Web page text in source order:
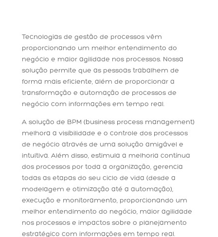
Tecnologias de gestão de processos vêm
proporcionando um melhor entendimento do
negócio e maior agilidade nos processos. Nossa
solução permite que as pessoas trabalhem de
forma mais eficiente, além de proporcionar a
transformação e automação de processos de
negócio com informações em tempo real.
A solução de BPM (business process management)
melhora a visibilidade e o controle dos processos
de negócio através de uma solução amigável e
intuitiva. Além disso, estimula a melhoria contínua
dos processos por toda a organização, gerencia
todas as etapas do seu ciclo de vida (desde a
modelagem e otimização até a automação),
execução e monitoramento, proporcionando um
melhor entendimento do negócio, maior agilidade
nos processos e impactos sobre o planejamento
estratégico com informações em tempo real.